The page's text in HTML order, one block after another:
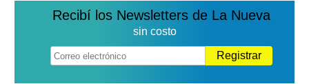
Recibí los Newsletters de La Nueva
sin costo
Registrar